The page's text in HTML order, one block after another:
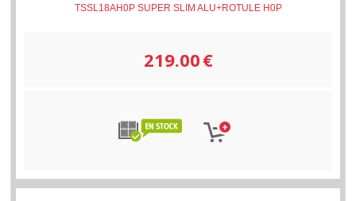
TSSL18AH0P SUPER SLIM ALU+ROTULE H0P
219.00€